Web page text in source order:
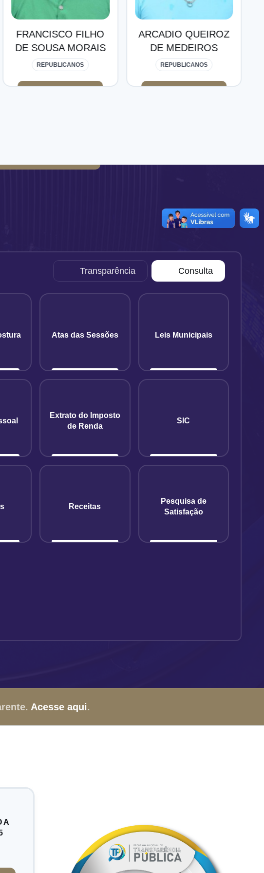
ARCADIO QUEIROZ
DE MEDEIROS
REPUBLICANOS
ELIANE WANDERLEY
BEZERRA
PP
Transparência Consulta
Atas das Sessões Leis Municipais
Extrato do Imposto
de Renda
SIC
Receitas
Pesquisa de
Satisfação
Acesse aqui.
A